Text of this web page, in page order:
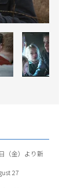
（金）より新
27